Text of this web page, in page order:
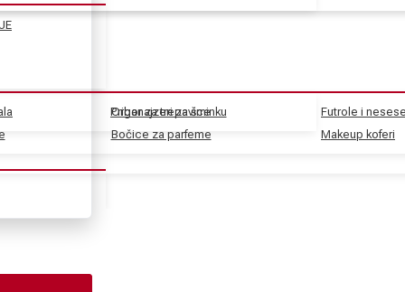
Pribor za trepavice
Organajzeri za šminku
Bočice za parfeme
Futrole i
Makeup koferi